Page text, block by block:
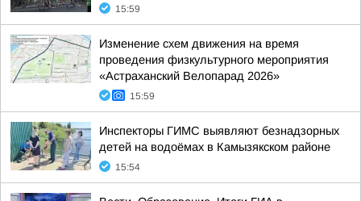
15:59
Изменение схем движения на время
проведения физкультурного мероприятия
«Астраханский Велопарад 2026»
15:59
Инспекторы ГИМС выявляют безнадзорных
детей на водоёмах в Камызякском районе
15:54